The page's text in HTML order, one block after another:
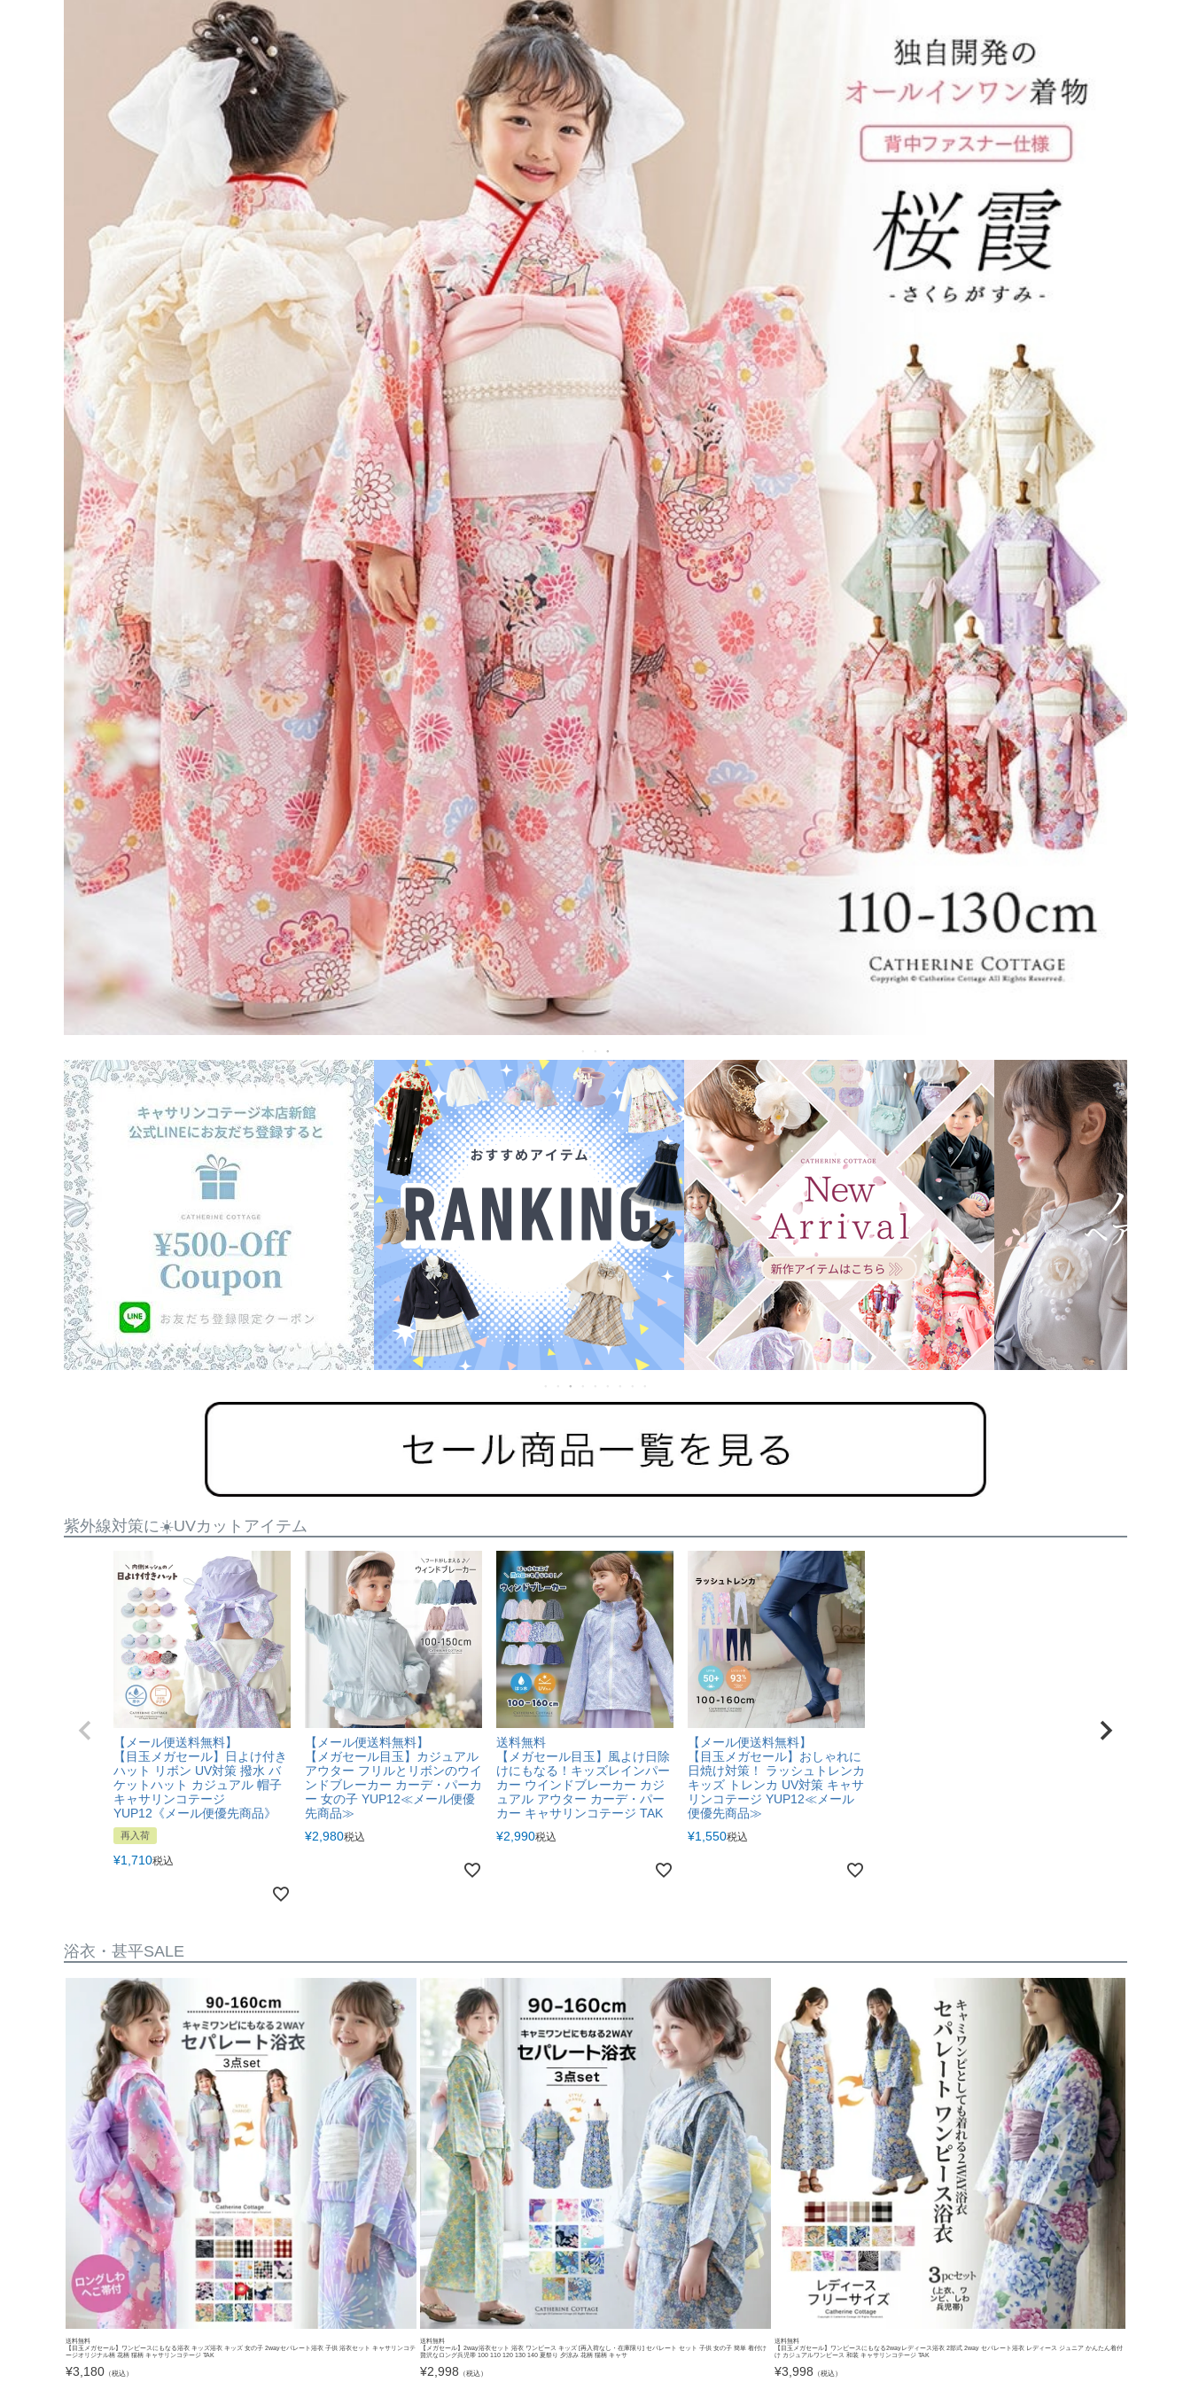
紫外線対策に☀️UVカットアイテム
【メール便送料無料】
【目玉メガセール】日よけ付き
ハット リボン UV対策 撥水 バ
ケットハット カジュアル 帽子
キャサリンコテージ
YUP12《メール便優先商品》
再入荷
¥1,710税込
【メール便送料無料】
【メガセール目玉】カジュアル
アウター フリルとリボンのウイ
ンドブレーカー カーデ・パーカ
ー 女の子 YUP12≪メール便優
先商品≫
¥2,980税込
送料無料
【メガセール目玉】風よけ日除
けにもなる！キッズレインパー
カー ウインドブレーカー カジ
ュアル アウター カーデ・パー
カー キャサリンコテージ TAK
¥2,990税込
【メール便送料無料】
【目玉メガセール】おしゃれに
日焼け対策！ ラッシュトレンカ
キッズ トレンカ UV対策 キャサ
リンコテージ YUP12≪メール
便優先商品≫
¥1,550税込
浴衣・甚平SALE
送料無料
【目玉メガセール】ワンピースにもなる浴衣 キッズ浴衣 キッズ 女の子 2wayセパレート浴衣 子供 浴衣セット キャサリンコテ
ージオリジナル柄 花柄 猫柄 キャサリンコテージ TAK
¥3,180 （税込）
送料無料
【メガセール】2way浴衣セット 浴衣 ワンピース キッズ [再入荷なし・在庫限り] セパレート セット 子供 女の子 簡単 着付け
贅沢なロング兵児帯 100 110 120 130 140 夏祭り 夕涼み 花柄 猫柄 キャサ
¥2,998 （税込）
送料無料
【目玉メガセール】ワンピースにもなる2wayレディース浴衣 2部式 2way セパレート浴衣 レディース ジュニア かんたん着付
け カジュアルワンピース 和装 キャサリンコテージ TAK
¥3,998 （税込）